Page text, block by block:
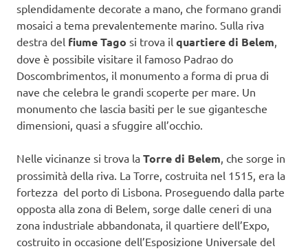
splendidamente decorate a mano, che formano grandi
mosaici a tema prevalentemente marino. Sulla riva
destra del fiume Tago si trova il quartiere di Belem,
dove è possibile visitare il famoso Padrao do
Doscombrimentos, il monumento a forma di prua di
nave che celebra le grandi scoperte per mare. Un
monumento che lascia basiti per le sue gigantesche
dimensioni, quasi a sfuggire all’occhio.
Nelle vicinanze si trova la Torre di Belem, che sorge in
prossimità della riva. La Torre, costruita nel 1515, era la
fortezza del porto di Lisbona. Proseguendo dalla parte
opposta alla zona di Belem, sorge dalle ceneri di una
zona industriale abbandonata, il quartiere dell’Expo,
costruito in occasione dell’Esposizione Universale del